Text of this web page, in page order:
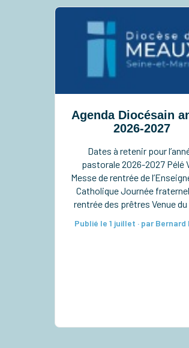
Agenda Diocésain
2026-2027
Dates à retenir pour
pastorale 2026-2027 Pélé
Messe de rentrée de
Catholique Journée
rentrée des prêtres Venue du
du Chêne à Preuilly
Publié le 1 juillet · par Bernard